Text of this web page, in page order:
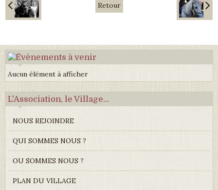
Retour
Aucun élément à afficher
L'Association, le Village...
NOUS REJOINDRE
QUI SOMMES NOUS ?
OU SOMMES NOUS ?
PLAN DU VILLAGE